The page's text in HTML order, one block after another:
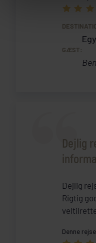
GÆST:
Dejlig
Dejlig
Rigtig
Denne